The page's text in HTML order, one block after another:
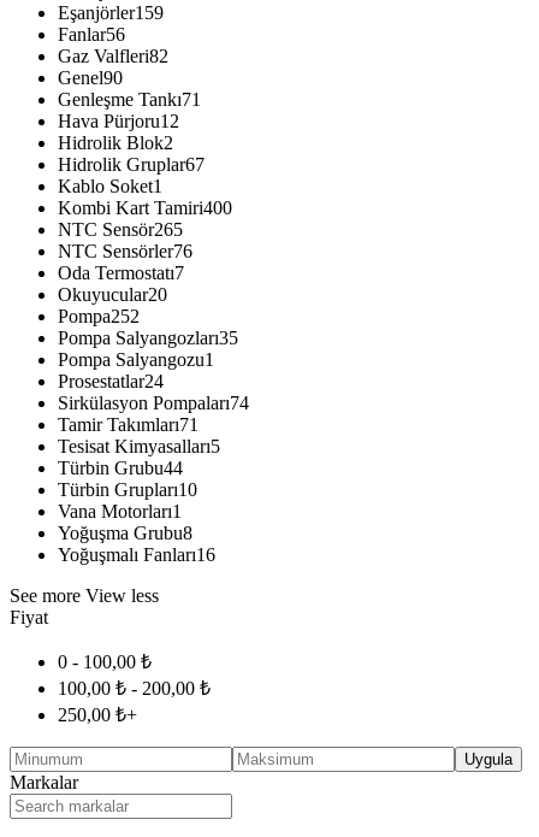
Eşanjörler159
Fanlar56
Gaz Valfleri82
Genel90
Genleşme Tankı71
Hava Pürjoru12
Hidrolik Blok2
Hidrolik Gruplar67
Kablo Soket1
Kombi Kart Tamiri400
NTC Sensör265
NTC Sensörler76
Oda Termostatı7
Okuyucular20
Pompa252
Pompa Salyangozları35
Pompa Salyangozu1
Prosestatlar24
Sirkülasyon Pompaları74
Tamir Takımları71
Tesisat Kimyasalları5
Türbin Grubu44
Türbin Grupları10
Vana Motorları1
Yoğuşma Grubu8
Yoğuşmalı Fanları16
See more View less
Fiyat
0 - 100,00 ₺
100,00 ₺ - 200,00 ₺
250,00 ₺+
Uygula
Markalar